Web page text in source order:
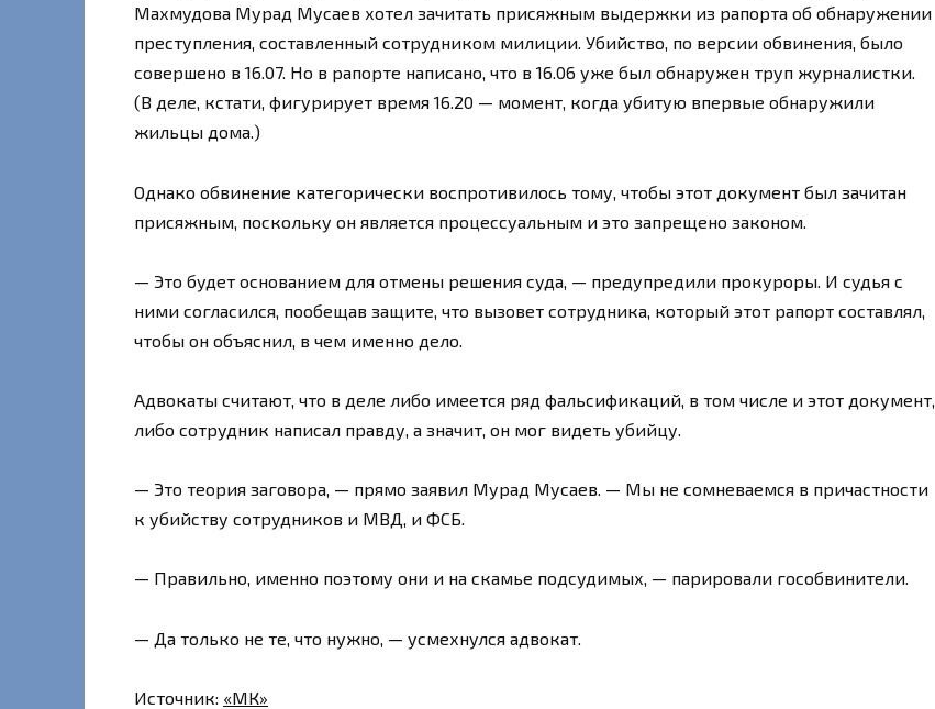
Махмудова Мурад Мусаев хотел зачитать присяжным выдержки из рапорта об обнаружении
преступления, составленный сотрудником милиции. Убийство, по версии обвинения, было
совершено в 16.07. Но в рапорте написано, что в 16.06 уже был обнаружен труп журналистки.
(В деле, кстати, фигурирует время 16.20 — момент, когда убитую впервые обнаружили
жильцы дома.)
Однако обвинение категорически воспротивилось тому, чтобы этот документ был зачитан
присяжным, поскольку он является процессуальным и это запрещено законом.
— Это будет основанием для отмены решения суда, — предупредили прокуроры. И судья с
ними согласился, пообещав защите, что вызовет сотрудника, который этот рапорт составлял,
чтобы он объяснил, в чем именно дело.
Адвокаты считают, что в деле либо имеется ряд фальсификаций, в том числе и этот документ,
либо сотрудник написал правду, а значит, он мог видеть убийцу.
— Это теория заговора, — прямо заявил Мурад Мусаев. — Мы не сомневаемся в причастности
к убийству сотрудников и МВД, и ФСБ.
— Правильно, именно поэтому они и на скамье подсудимых, — парировали гособвинители.
— Да только не те, что нужно, — усмехнулся адвокат.
Источник: «МК»